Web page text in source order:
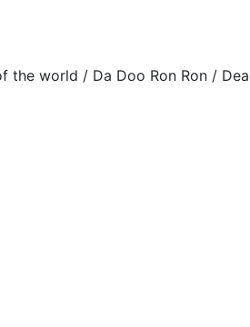
the world / Da Doo Ron Ron /